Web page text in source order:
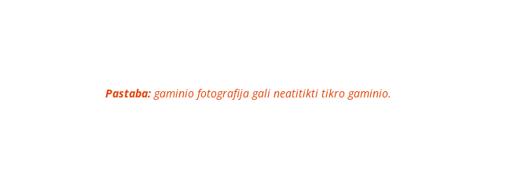
Pastaba: gaminio fotografija gali neatitikti tikro gaminio.